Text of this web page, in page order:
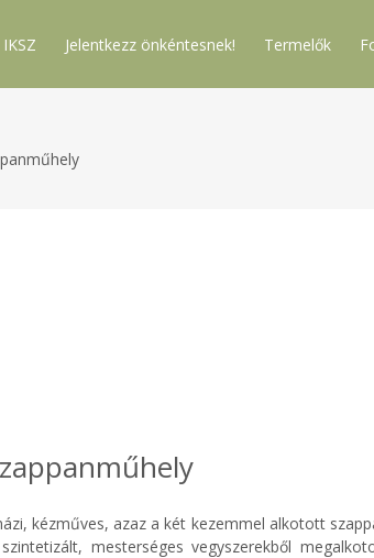
IKSZ Jelentkezz önkéntesnek! Termelők
kézműves, azaz a két kezemmel alkotott
mesterséges vegyszerekből